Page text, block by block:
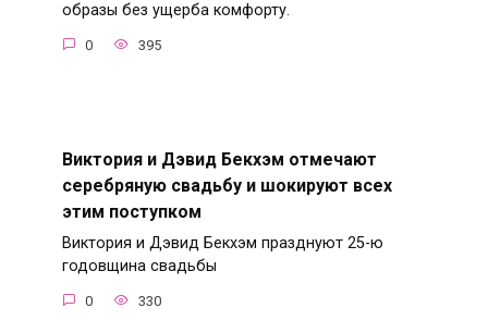
образы без ущерба комфорту.
0 395
Виктория и Дэвид Бекхэм отмечают
серебряную свадьбу и шокируют всех
этим поступком
Виктория и Дэвид Бекхэм празднуют 25-ю
годовщина свадьбы
0 330